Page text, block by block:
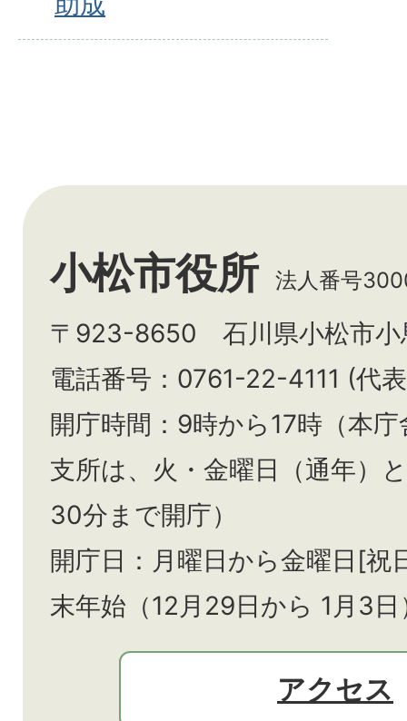
小松市役所 法人番号
〒923-8650 石川県小松市小
電話番号：0761-22-4111 (代
開庁時間：9時から17時（本
支所は、火・金曜日（通年）と
30分まで開庁）
開庁日：月曜日から金曜日[祝
末年始（12月29日から 1月3
アクセス